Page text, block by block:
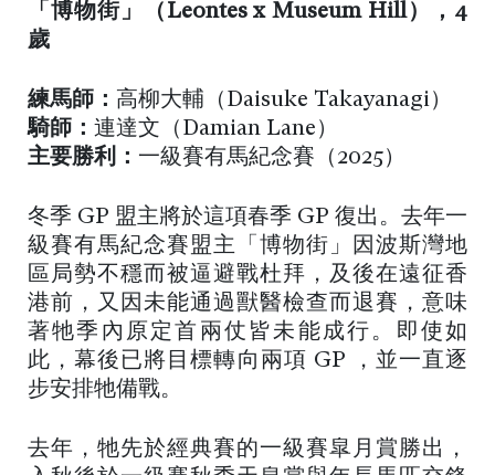
「博物街」（Leontes x Museum Hill），4
歲
練馬師： 高柳大輔（Daisuke Takayanagi）
騎師： 連達文（Damian Lane）
主要勝利： 一級賽有馬紀念賽（2025）
冬季 GP 盟主將於這項春季 GP 復出。去年一
級賽有馬紀念賽盟主「博物街」因波斯灣地
區局勢不穩而被逼避戰杜拜，及後在遠征香
港前，又因未能通過獸醫檢查而退賽，意味
著牠季內原定首兩仗皆未能成行。即使如
此，幕後已將目標轉向兩項 GP ，並一直逐
步安排牠備戰。
去年，牠先於經典賽的一級賽皐月賞勝出，